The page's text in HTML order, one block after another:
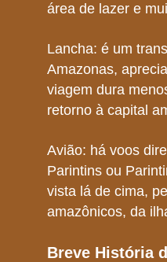
área de lazer e
Lancha: é um
Amazonas,
viagem dura
retorno à capital
Avião: há voos
Parintins ou
vista lá de cima,
amazônicos, da
Breve História